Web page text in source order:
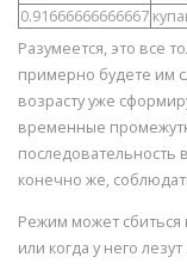
0.91666666666667
Разумеется, это все
примерно будете им
возрасту уже
временные
конечно же,
Режим может сбиться
или когда у него